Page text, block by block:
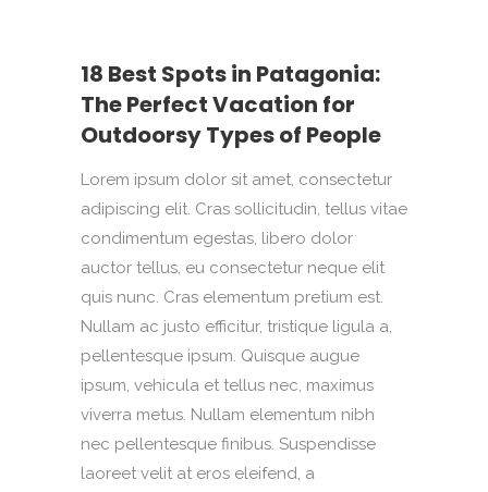
18 Best Spots in Patagonia:
The Perfect Vacation for
Outdoorsy Types of People
Lorem ipsum dolor sit amet, consectetur
adipiscing elit. Cras sollicitudin, tellus vitae
condimentum egestas, libero dolor
auctor tellus, eu consectetur neque elit
quis nunc. Cras elementum pretium est.
Nullam ac justo efficitur, tristique ligula a,
pellentesque ipsum. Quisque augue
ipsum, vehicula et tellus nec, maximus
viverra metus. Nullam elementum nibh
nec pellentesque finibus. Suspendisse
laoreet velit at eros eleifend, a